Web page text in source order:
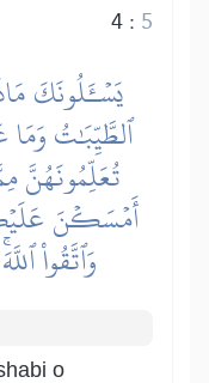
4: 5
يَسۡـَٔلُونَكَ
ٱلطَّيِّبَٰتُ وَمَا
تُعَلِّمُونَهُنَّ
أَمۡسَكۡنَ
وَٱتَّقُواْ
o